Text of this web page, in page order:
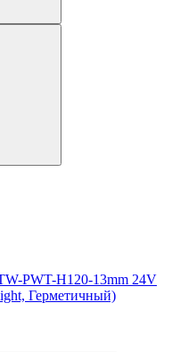
PWT-H120-13mm 24V
Герметичный)